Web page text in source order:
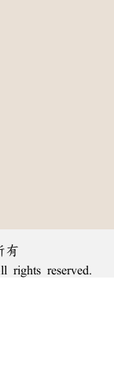
有
rights reserved.